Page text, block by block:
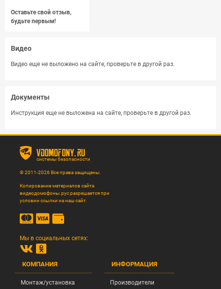
Оставьте свой отзыв,
будьте первым!
Видео
Видео еще не выложено на сайте, проверьте в другой раз.
Документы
Инструкция еще не выложена на сайте, проверьте в другой раз.
vdomofony.ru
системы безопасности
© 2011-2026 Все права защищены.
Копирование материалов сайта
видеодомофоны.рус разрешается при
условии ссылки на наш сайт.
Мы в социальных сетях:
КОМПАНИЯ
Монтаж/установка
ИНФОРМАЦИЯ
Производители